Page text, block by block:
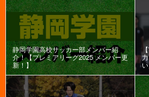
静岡学園高校サッカー部メンバー紹
介！【プレミアリーグ2025 メンバー更
新！】